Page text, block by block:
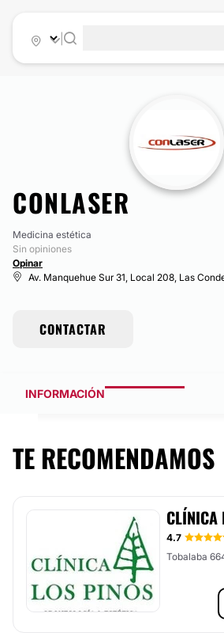
CONLASER
Medicina estética
Sin opiniones
Opinar
Av. Manquehue Sur 31, Local 208, Las
CONTACTAR
INFORMACIÓN
TE RECOMENDAMOS
CLÍNICA
4.7
Tobalaba